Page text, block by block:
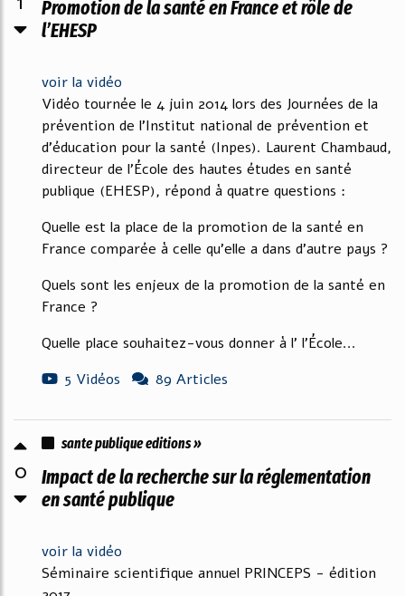
Promotion de la santé en France et rôle de
l’EHESP
voir la vidéo
Vidéo tournée le 4 juin 2014 lors des Journées de la
prévention de l’Institut national de prévention et
d’éducation pour la santé (Inpes). Laurent Chambaud,
directeur de l’École des hautes études en santé
publique (EHESP), répond à quatre questions :
Quelle est la place de la promotion de la santé en
France comparée à celle qu’elle a dans d’autre pays ?
Quels sont les enjeux de la promotion de la santé en
France ?
Quelle place souhaitez-vous donner à l' l’École...
5 Vidéos
89 Articles
0
sante publique editions »
Impact de la recherche sur la réglementation
en santé publique
voir la vidéo
Séminaire scientifique annuel PRINCEPS - édition